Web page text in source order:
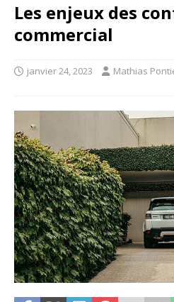
Les enjeux des
commercial
janvier 24, 2023 Mathias